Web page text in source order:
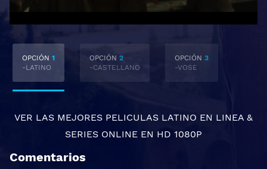
OPCIÓN 1
-LATINO
OPCIÓN 2
-CASTELLANO
OPCIÓN 3
-VOSE
VER LAS MEJORES PELICULAS LATINO EN LINEA &
SERIES ONLINE EN HD 1080P
Comentarios